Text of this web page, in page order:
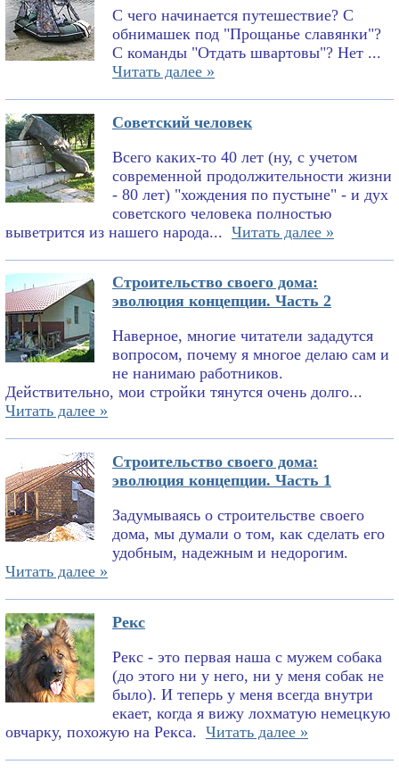
С чего начинается путешествие? С
обнимашек под "Прощанье славянки"?
С команды "Отдать швартовы"? Нет ...
Читать далее »
Советский человек
Всего каких-то 40 лет (ну, с учетом
современной продолжительности жизни
- 80 лет) "хождения по пустыне" - и дух
советского человека полностью
выветрится из нашего народа... Читать далее »
Строительство своего дома:
эволюция концепции. Часть 2
Наверное, многие читатели зададутся
вопросом, почему я многое делаю сам и
не нанимаю работников.
Действительно, мои стройки тянутся очень долго...
Читать далее »
Строительство своего дома:
эволюция концепции. Часть 1
Задумываясь о строительстве своего
дома, мы думали о том, как сделать его
удобным, надежным и недорогим.
Читать далее »
Рекс
Рекс - это первая наша с мужем собака
(до этого ни у него, ни у меня собак не
было). И теперь у меня всегда внутри
екает, когда я вижу лохматую немецкую
овчарку, похожую на Рекса. Читать далее »